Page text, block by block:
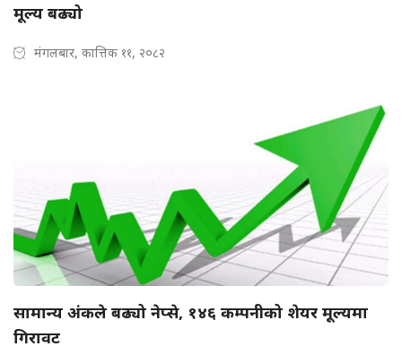
मूल्य बढ्यो
मंगलबार, कात्तिक ११, २०८२
सामान्य अंकले बढ्यो नेप्से, १४६ कम्पनीको शेयर मूल्यमा
गिरावट